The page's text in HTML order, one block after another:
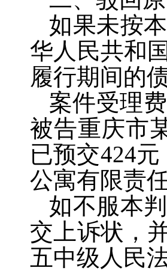
如果未按
华人民共和
履行期间的
案件受理费
被告重庆市
已预交424元
公寓有限责
如不服本
交上诉状，
五中级人民法